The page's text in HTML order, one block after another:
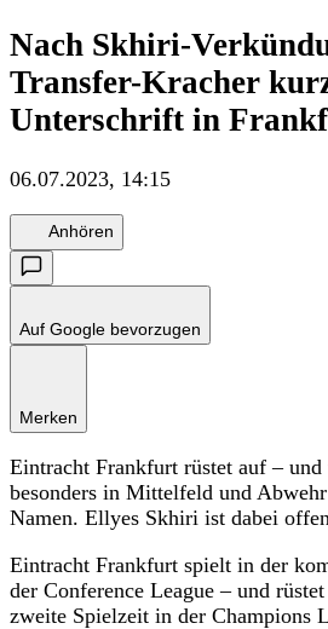
Nach Skhiri-
Transfer-Kracher
Unterschrift in
06.07.2023, 14:15
Anhören
Auf Google bevorzugen
Merken
Eintracht Frankfurt rüstet auf – und
besonders in Mittelfeld und
Namen. Ellyes Skhiri ist dabei
Eintracht Frankfurt spielt in der
der Conference League – und
zweite Spielzeit in der Champions